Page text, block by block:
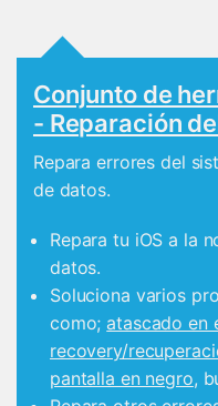
Conjunto de
- Reparación
Repara errores del
de datos.󠀰
Repara tu iOS a la
datos.
Soluciona varios
como;atascado en
recovery/
pantalla en negro,